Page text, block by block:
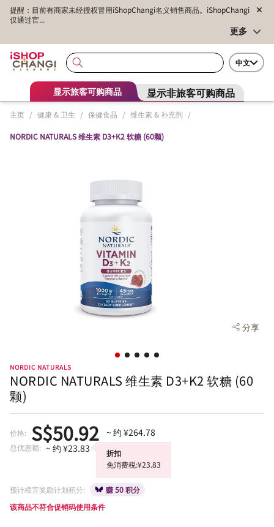
提醒：目前有商家未经授权冒用iShopChangi名义销售商品。iShopChangi
仅通过官...
更多
中文
显示旅客可购商品 显示非旅客可购商品
主页 / 健康 & 卫生 / 保健食品 / 维生素 & 补充剂 /
NORDIC NATURALS 维生素 D3+K2 软糖 (60颗)
分享
NORDIC NATURALS
NORDIC NATURALS 维生素 D3+K2 软糖 (60
颗)
价格: S$50.92 ~ 约 ¥264.78
总优惠额: ~ 约 ¥23.83
折扣
免消费税:¥23.83
预计樟宜奖励计划积分:
赚 50 积分
该商品不符合促销码使用条件